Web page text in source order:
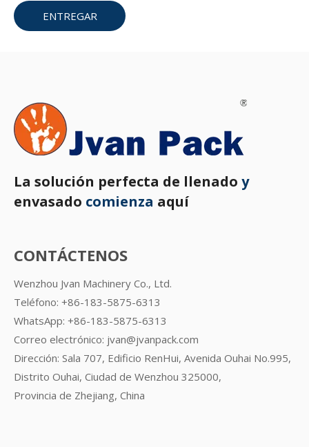
ENTREGAR
La solución perfecta de llenado y
envasado comienza aquí
CONTÁCTENOS
Wenzhou Jvan Machinery Co., Ltd.
Teléfono: +86-183-5875-6313
WhatsApp: +86-183-5875-6313
Correo electrónico: jvan@jvanpack.com
Dirección: Sala 707, Edificio RenHui, Avenida Ouhai No.995,
Distrito Ouhai, Ciudad de Wenzhou 325000,
Provincia de Zhejiang, China